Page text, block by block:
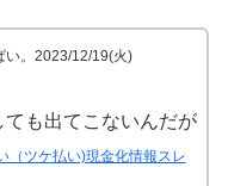
い。2023/12/19(火)
も出てこないんだが
（ツケ払い)現金化情報スレ